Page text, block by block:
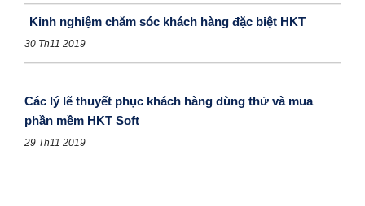
Kinh nghiệm chăm sóc khách hàng đặc biệt HKT
30 Th11 2019
Các lý lẽ thuyết phục khách hàng dùng thử và mua
phần mềm HKT Soft
29 Th11 2019